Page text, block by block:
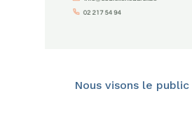
Nous visons le